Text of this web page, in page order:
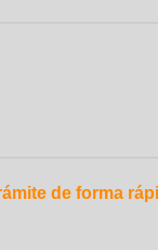
de forma